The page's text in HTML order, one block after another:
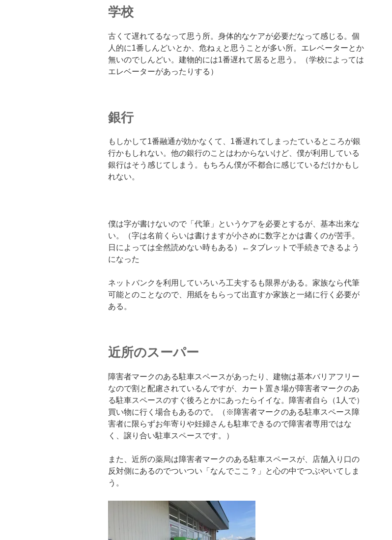
学校
古くて遅れてるなって思う所。身体的なケアが必要だなって感じる。個
人的に1番しんどいとか、危ねぇと思うことが多い所。エレベーターとか
無いのでしんどい。建物的には1番遅れて居ると思う。（学校によっては
エレベーターがあったりする）
銀行
もしかして1番融通が効かなくて、1番遅れてしまったているところが銀
行かもしれない。他の銀行のことはわからないけど、僕が利用している
銀行はそう感じてしまう。もちろん僕が不都合に感じているだけかもし
れない。
僕は字が書けないので「代筆」というケアを必要とするが、基本出来な
い。（字は名前くらいは書けますが小さめに数字とかは書くのが苦手。
日によっては全然読めない時もある）←タブレットで手続きできるよう
になった
ネットバンクを利用していろいろ工夫するも限界がある。家族なら代筆
可能とのことなので、用紙をもらって出直すか家族と一緒に行く必要が
ある。
近所のスーパー
障害者マークのある駐車スペースがあったり、建物は基本バリアフリー
なので割と配慮されているんですが、カート置き場が障害者マークのあ
る駐車スペースのすぐ後ろとかにあったらイイな。障害者自ら（1人で）
買い物に行く場合もあるので。（※障害者マークのある駐車スペース障
害者に限らずお年寄りや妊婦さんも駐車できるので障害者専用ではな
く、譲り合い駐車スペースです。）
また、近所の薬局は障害者マークのある駐車スペースが、店舗入り口の
反対側にあるのでついつい「なんでここ？」と心の中でつぶやいてしま
う。